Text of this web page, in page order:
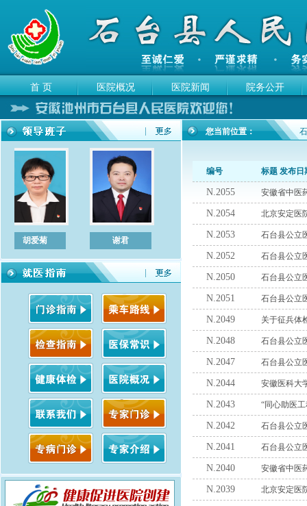
首 页 医院概况 医院新闻 院务公开
胡爱菊 谢君 左敏 陈立宏
您当前位置：
编号 标题 发布日
N.2055 安徽省中医
N.2054 北京安定医
N.2053 石台县公立
N.2052 石台县公立
N.2050 石台县公立
N.2051 石台县公立
N.2049 关于征兵体
N.2048 石台县公立
N.2047 石台县公立
N.2044 安徽医科大
N.2043 “同心助医
N.2042 石台县公立
N.2041 石台县公立
N.2040 安徽省中医
N.2039 北京安定医